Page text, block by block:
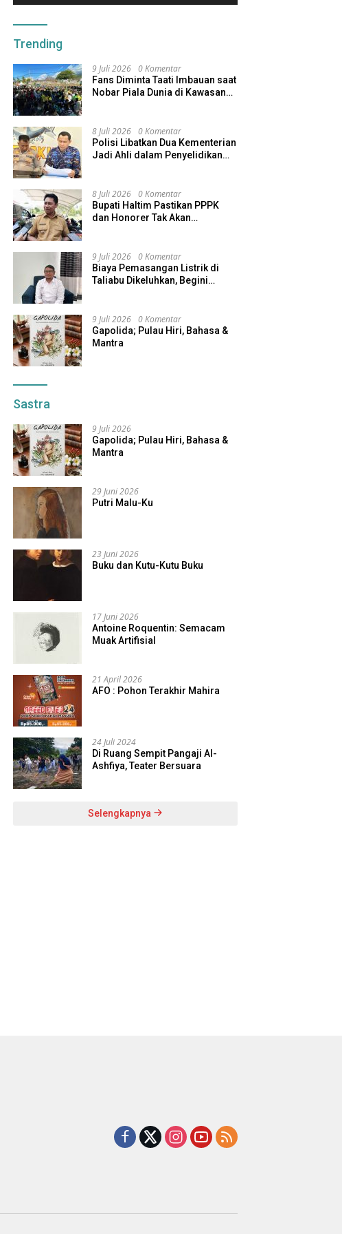
Trending
9 Juli 2026 0 Komentar
Fans Diminta Taati Imbauan saat
Nobar Piala Dunia di Kawasan
8 Juli 2026 0 Komentar
Polisi Libatkan Dua Kementerian
Jadi Ahli dalam Penyelidikan
8 Juli 2026 0 Komentar
Bupati Haltim Pastikan PPPK
dan Honorer Tak Akan
9 Juli 2026 0 Komentar
Biaya Pemasangan Listrik di
Taliabu Dikeluhkan, Begini
9 Juli 2026 0 Komentar
Gapolida; Pulau Hiri, Bahasa &
Mantra
Sastra
9 Juli 2026
Gapolida; Pulau Hiri, Bahasa &
Mantra
29 Juni 2026
Putri Malu-Ku
23 Juni 2026
Buku dan Kutu-Kutu Buku
17 Juni 2026
Antoine Roquentin: Semacam
Muak Artifisial
21 April 2026
AFO : Pohon Terakhir Mahira
24 Juli 2024
Di Ruang Sempit Pangaji Al-
Ashfiya, Teater Bersuara
Selengkapnya